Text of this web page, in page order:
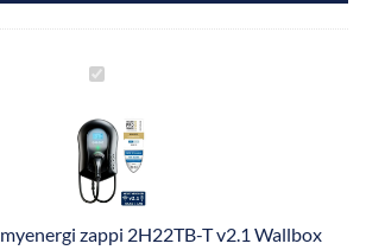
myenergi
2H22TB-
T
v2.1
Wallbox
11kW/22kW
myenergi zappi 2H22TB-T v2.1 Wallbox